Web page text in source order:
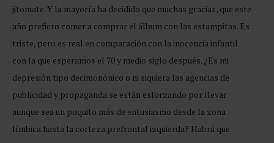
jitomate. Y la mayoría ha decidido que muchas gracias, que este
año prefiero comer a comprar el álbum con las estampitas. Es
triste, pero es real en comparación con la inocencia infantil
con la que esperamos el 70 y medio siglo después. ¿Es mi
depresión tipo decimonónico o ni siquiera las agencias de
publicidad y propaganda se están esforzando por llevar
aunque sea un poquito más de entusiasmo desde la zona
límbica hasta la corteza prefrontal izquierda? Habrá que